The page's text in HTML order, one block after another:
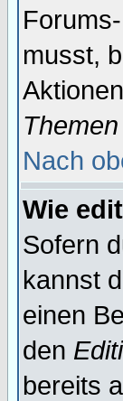
musst,
Nach
Wie
Sofern
kannst
einen
den
bereits